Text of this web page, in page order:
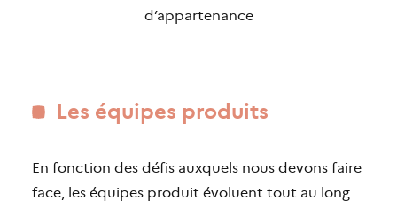
d’appartenance
Les équipes produits
En fonction des défis auxquels nous devons faire
face, les équipes produit évoluent tout au long